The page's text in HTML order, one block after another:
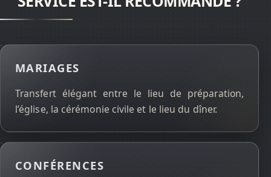
MARIAGES
Transfert élégant entre le lieu de préparation,
l’église, la cérémonie civile et le lieu du dîner.
CONFÉRENCES